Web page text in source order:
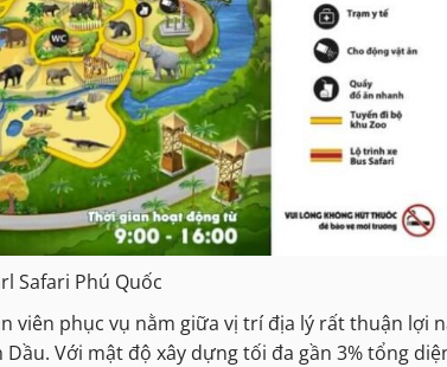
Safari Phú Quốc
viên phục vụ nằm giữa vị trí địa lý rất thuận lợi
Với mật độ xây dựng tối đa gần 3% tổng